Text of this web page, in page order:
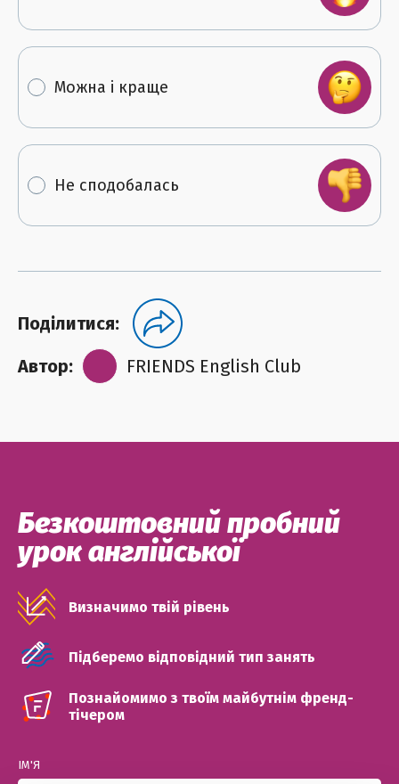
Можна і краще
Не сподобалась
Поділитися:
Автор:
FRIENDS English Club
Безкоштовний пробний
урок англійської
Визначимо твій рівень
Підберемо відповідний тип занять
Познайомимо з твоїм майбутнім френд-
тічером
ІМ'Я